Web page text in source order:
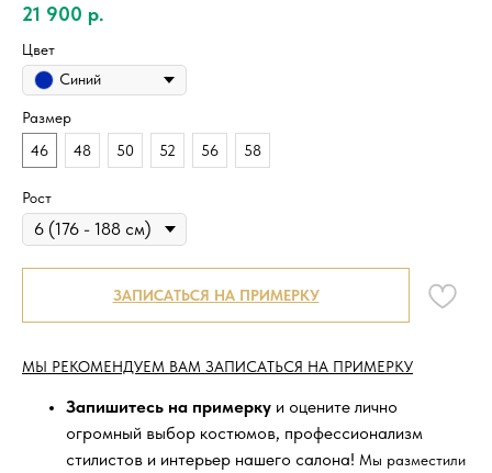
21 900 р.
Цвет
Синий
Размер
46
48 50 52 56 58
Рост
ЗАПИСАТЬСЯ НА ПРИМЕРКУ
МЫ РЕКОМЕНДУЕМ ВАМ ЗАПИСАТЬСЯ НА ПРИМЕРКУ
Запишитесь на примерку и оцените лично
огромный выбор костюмов, профессионализм
стилистов и интерьер нашего салона! Мы разместили